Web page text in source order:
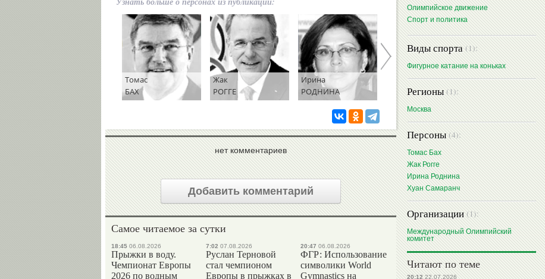
Томас
БАХ
Жак
РОГГЕ
Ирина
РОДНИНА
Хуан
САМАРАНЧ
нет комментариев
Добавить комментарий
Самое читаемое за сутки
18:45 06.08.2026
Прыжки в воду.
Чемпионат Европы
2026 по водным
7:02 07.08.2026
Руслан Терновой
стал чемпионом
Европы в прыжках в
20:47 06.08.2026
ФГР: Использование
символики World
Gymnastics на
Олимпийское движение
Спорт и политика
Виды спорта(1):
Фигурное катание на коньках
Регионы(1):
Москва
Персоны(4):
Томас Бах
Жак Рогге
Ирина Роднина
Хуан Самаранч
Организации(1):
Международный Олимпийский
комитет
Читают по теме
20:1222.07.2026